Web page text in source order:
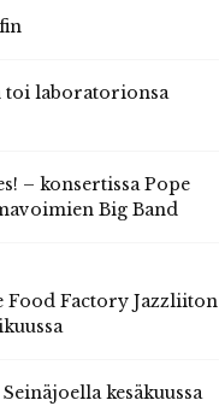
toi laboratorionsa
– konsertissa Pope
Big Band
Food Factory Jazzliiton
kesäkuussa